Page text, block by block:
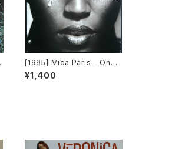
[1995] Mica Paris – One
[Cooltempo]
¥1,400